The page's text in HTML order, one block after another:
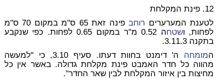
12. פינת המקלחת
לטענת המערערים רוחב
פינה זאת 65 ס"מ במקום 70 ס"מ
לפחות, ושטח
ה 0.52 מ"ר במקום 0.65 לפחות. כפי שנקבע
בתקנה 3.11.3.
המומחה
ה' דימנט בחוות דעתו. סעיף 3.10, כי "למעשה
מהווה כל חדר האמבט פינת מקלחת גדולה. באשר אין כל
מחיצות בין איזור המקלחת לבין שאר החדר".